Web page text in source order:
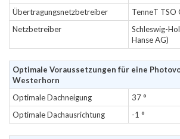
Übertragungsnetzbetreiber
TenneT TSO
Netzbetreiber
Schleswig-
Hanse AG)
Optimale Voraussetzungen für eine
Westerhorn
Optimale Dachneigung
37 °
Optimale Dachausrichtung
-1 °